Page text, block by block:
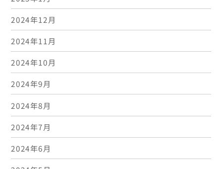
2024年12月
2024年11月
2024年10月
2024年9月
2024年8月
2024年7月
2024年6月